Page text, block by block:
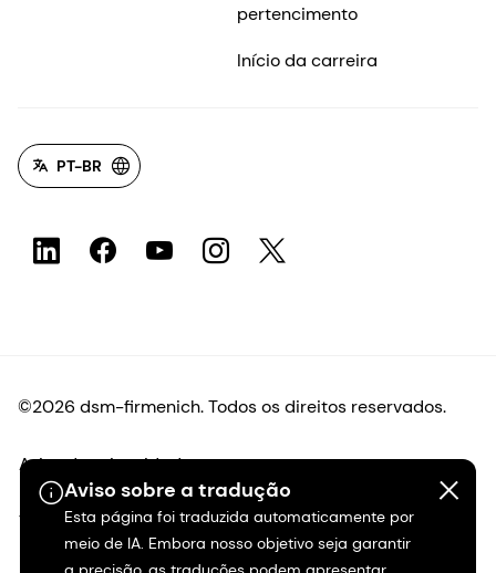
Aviso sobre a tradução
Esta página foi traduzida automaticamente por
meio de IA. Embora nosso objetivo seja garantir
pertencimento
Início da carreira
PT-BR
©2026 dsm-firmenich. Todos os direitos reservados.
Aviso de privacidade
Termos de uso